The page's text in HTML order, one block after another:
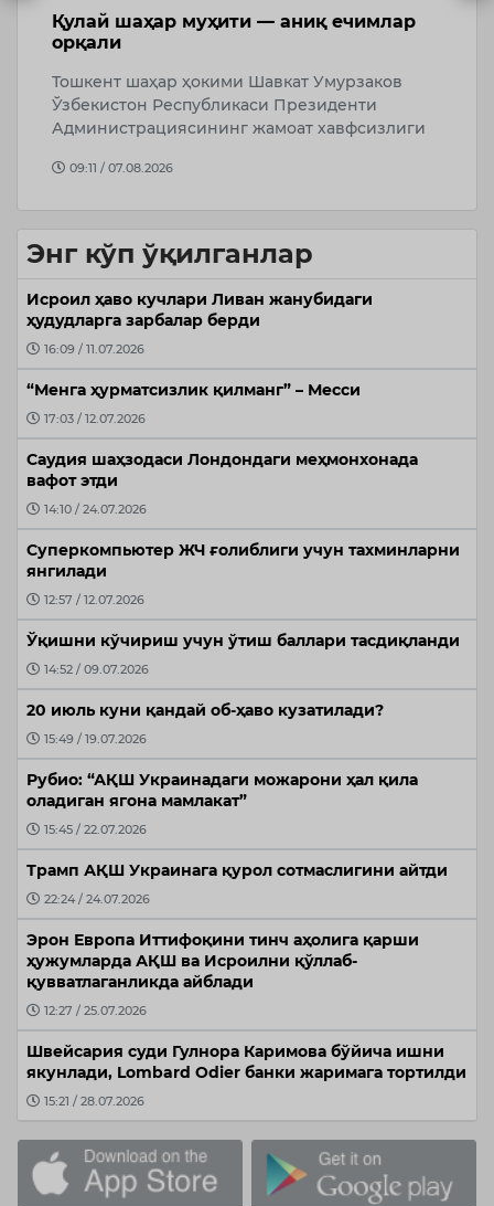
Қулай шаҳар муҳити — аниқ ечимлар
орқали
Тошкент шаҳар ҳокими Шавкат Умурзаков
Ўзбекистон Республикаси Президенти
Администрациясининг жамоат хавфсизлиги
09:11 / 07.08.2026
Энг кўп ўқилганлар
Исроил ҳаво кучлари Ливан жанубидаги
ҳудудларга зарбалар берди
16:09 / 11.07.2026
“Менга ҳурматсизлик қилманг” – Месси
17:03 / 12.07.2026
Саудия шаҳзодаси Лондондаги меҳмонхонада
вафот этди
14:10 / 24.07.2026
Суперкомпьютер ЖЧ ғолиблиги учун тахминларни
янгилади
12:57 / 12.07.2026
Ўқишни кўчириш учун ўтиш баллари тасдиқланди
14:52 / 09.07.2026
20 июль куни қандай об-ҳаво кузатилади?
15:49 / 19.07.2026
Рубио: “АҚШ Украинадаги можарони ҳал қила
оладиган ягона мамлакат”
15:45 / 22.07.2026
Трамп АҚШ Украинага қурол сотмаслигини айтди
22:24 / 24.07.2026
Эрон Европа Иттифоқини тинч аҳолига қарши
ҳужумларда АҚШ ва Исроилни қўллаб-
қувватлаганликда айблади
12:27 / 25.07.2026
Швейсария суди Гулнора Каримова бўйича ишни
якунлади, Lombard Odier банки жаримага тортилди
15:21 / 28.07.2026